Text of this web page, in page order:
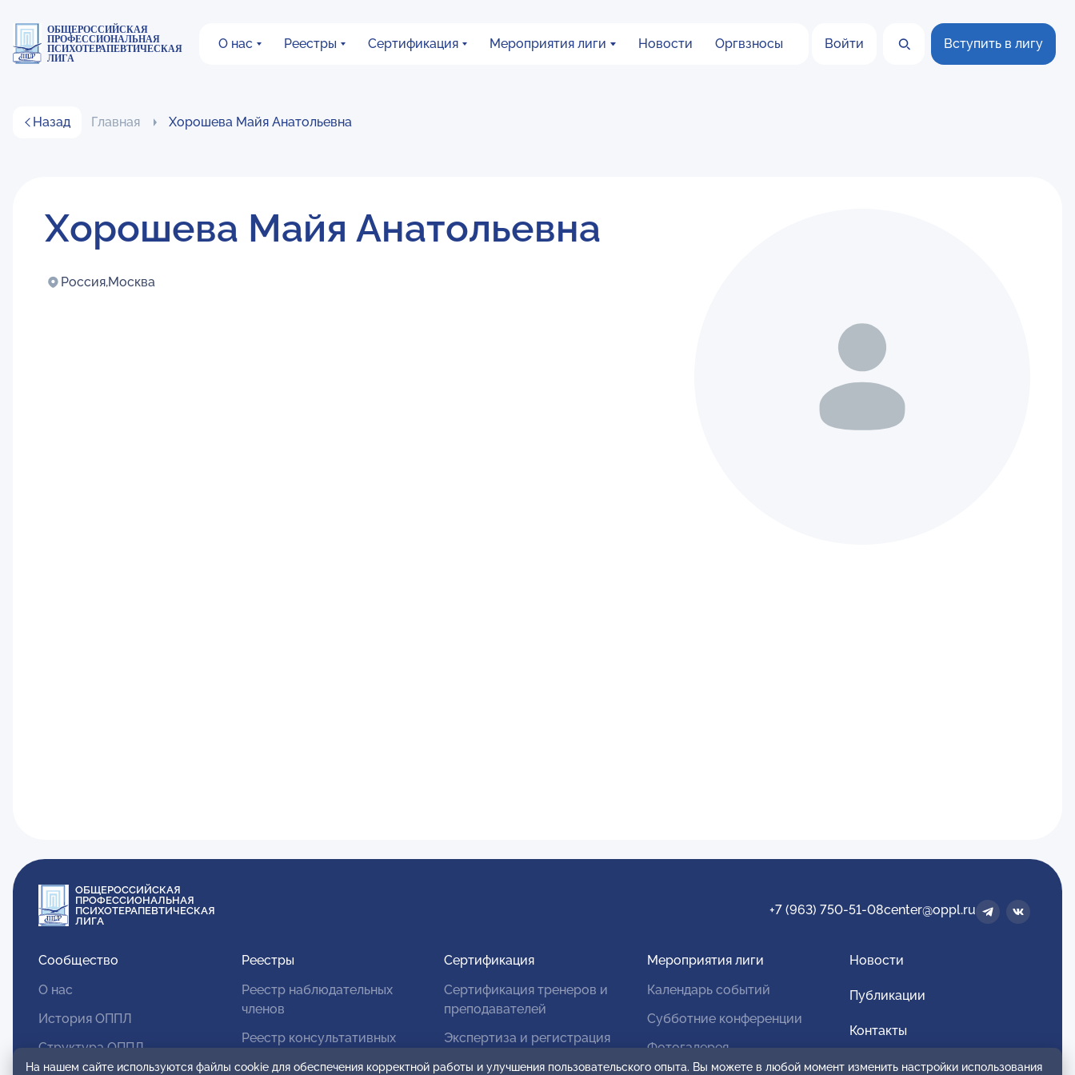
ОБЩЕРОССИЙСКАЯ
ПРОФЕССИОНАЛЬНАЯ
ПСИХОТЕРАПЕВТИЧЕСКАЯ
ЛИГА
О нас Реестры Сертификация Мероприятия лиги Новости Оргвзносы Войти Вступить в лигу
Назад Главная Хорошева Майя Анатольевна
Хорошева Майя Анатольевна
Россия,Москва
ОБЩЕРОССИЙСКАЯ
ПРОФЕССИОНАЛЬНАЯ
ПСИХОТЕРАПЕВТИЧЕСКАЯ
ЛИГА
+7 (963) 750-51-08center@oppl.ru
Сообщество
О нас
История ОППЛ
Структура ОППЛ
Реестры
Реестр наблюдательных
членов
Реестр консультативных
Сертификация
Сертификация тренеров и
преподавателей
Экспертиза и регистрация
Мероприятия лиги
Календарь событий
Субботние конференции
Фотогалерея
Новости
Публикации
Контакты
Для спонсоров и партнеров
На нашем сайте используются файлы cookie для обеспечения корректной работы и улучшения пользовательского опыта. Вы можете в любой момент изменить настройки использования